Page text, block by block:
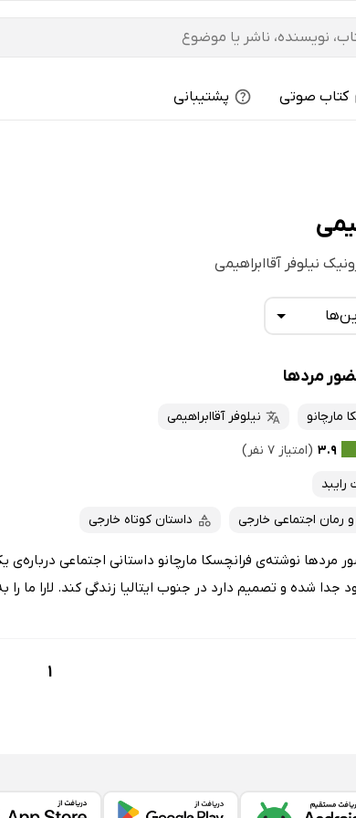
کتاب صوتی پشتیبانی
نیلوفر آقاابراهیمی
مردها
مارچانو
نیلوفر آقاابراهیمی
۳.۹ (امتیاز ۷ نفر)
رایبد
رمان اجتماعی خارجی داستان کوتاه خارجی
مردها نوشته‌ی فرانچسکا مارچانو داستانی اجتماعی درباره‌ی
جدا شده و تصمیم دارد در جنوب ایتالیا زندگی کند. لارا ما را
1